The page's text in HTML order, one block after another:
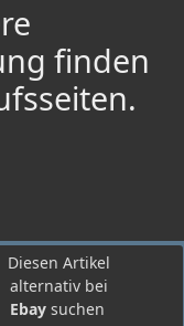
finden
Diesen Artikel
alternativ bei
Ebay suchen